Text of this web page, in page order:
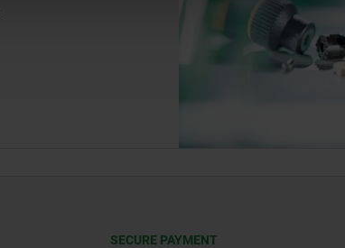
SECURE PAYMENT